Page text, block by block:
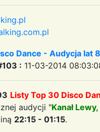
Dance - Audycja lat
: 11-03-2014
Listy Top 30 Disco
audycji "Kanał
22:15 - 01:15.